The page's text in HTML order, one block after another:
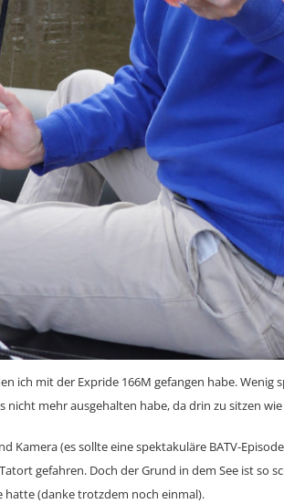
ich mit der Expride 166M gefangen habe. Wenig
nicht mehr ausgehalten habe, da drin zu sitzen
Kamera (es sollte eine spektakuläre BATV-
gefahren. Doch der Grund in dem See ist so
hatte (danke trotzdem noch einmal).